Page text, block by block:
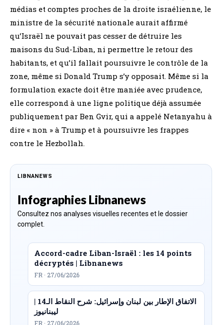
médias et comptes proches de la droite israélienne, le
ministre de la sécurité nationale aurait affirmé
qu’Israël ne pouvait pas cesser de détruire les
maisons du Sud-Liban, ni permettre le retour des
habitants, et qu’il fallait poursuivre le contrôle de la
zone, même si Donald Trump s’y opposait. Même si la
formulation exacte doit être maniée avec prudence,
elle correspond à une ligne politique déjà assumée
publiquement par Ben Gvir, qui a appelé Netanyahu à
dire « non » à Trump et à poursuivre les frappes
contre le Hezbollah.
LIBNANEWS
Infographies Libnanews
Consultez nos analyses visuelles recentes et le dossier
complet.
Accord-cadre Liban-Israël : les 14 points
décryptés | Libnanews
FR · 27/06/2026
الاتفاق الإطار بين لبنان وإسرائيل: شرح النقاط الـ14 |
ليبنانيوز
FR · 27/06/2026